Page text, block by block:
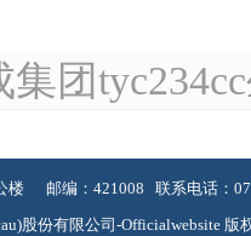
集团
楼 邮编： 421008 联系电话：
股份有限公司-Officialwebsite 版